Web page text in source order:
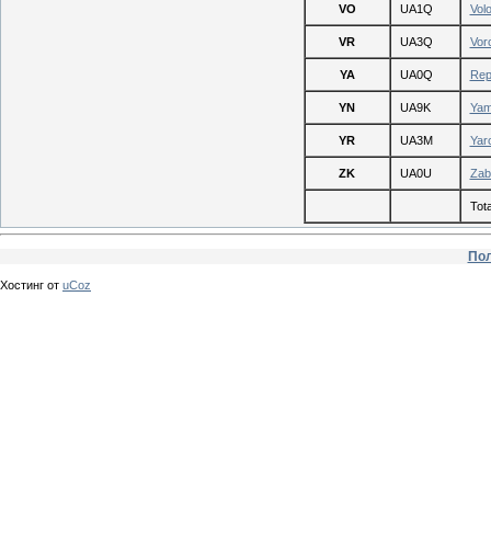
VO UA1Q
VR UA3Q
YA UA0Q
YN UA9K
YR UA3M
ZK UA0U
Хостинг от uCoz